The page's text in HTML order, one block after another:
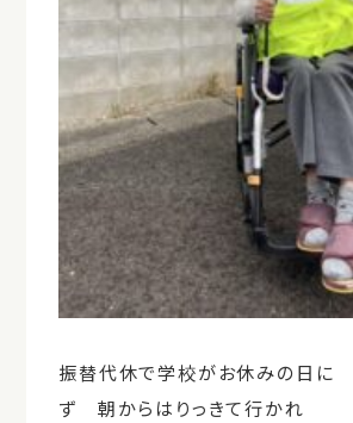
振替代休で学校がお休みの日に
ず 朝からはりっきて行かれ